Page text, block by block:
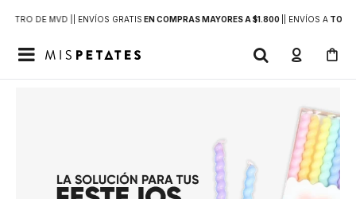
DE MVD | | ENVÍOS GRATIS EN COMPRAS MAYORES A $1.800 | ENVÍOS ATODO
